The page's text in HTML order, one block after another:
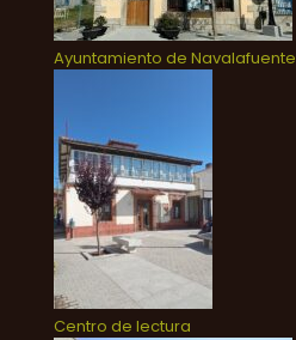
Ayuntamiento de Navalafuente
Centro de lectura